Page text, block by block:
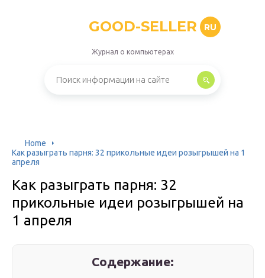
GOOD-SELLER RU
Журнал о компьютерах
Home
Как разыграть парня: 32 прикольные идеи розыгрышей на 1
апреля
Как разыграть парня: 32
прикольные идеи розыгрышей на
1 апреля
Содержание: